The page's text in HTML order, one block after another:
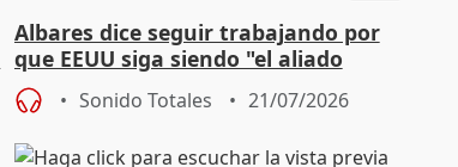
Albares dice seguir trabajando por
que EEUU siga siendo "el aliado
histórico natural de Europa"
Sonido Totales 21/07/2026